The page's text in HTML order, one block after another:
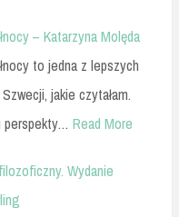
– Katarzyna Molęda
to jedna z lepszych
jakie czytałam.
perspekty… Read More
Wydanie